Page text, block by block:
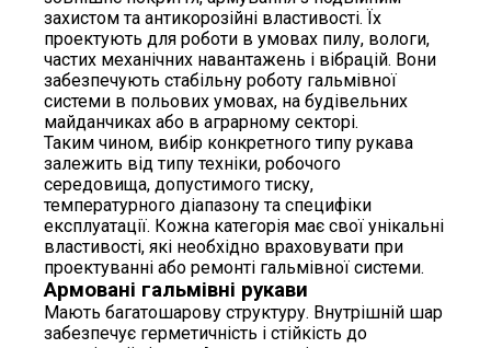
захистом та антикорозійні властивості. Їх
проектують для роботи в умовах пилу, вологи,
частих механічних навантажень і вібрацій. Вони
забезпечують стабільну роботу гальмівної
системи в польових умовах, на будівельних
майданчиках або в аграрному секторі.
Таким чином, вибір конкретного типу рукава
залежить від типу техніки, робочого
середовища, допустимого тиску,
температурного діапазону та специфіки
експлуатації. Кожна категорія має свої унікальні
властивості, які необхідно враховувати при
проектуванні або ремонті гальмівної системи.
Армовані гальмівні рукави
Мають багатошарову структуру. Внутрішній шар
забезпечує герметичність і стійкість до